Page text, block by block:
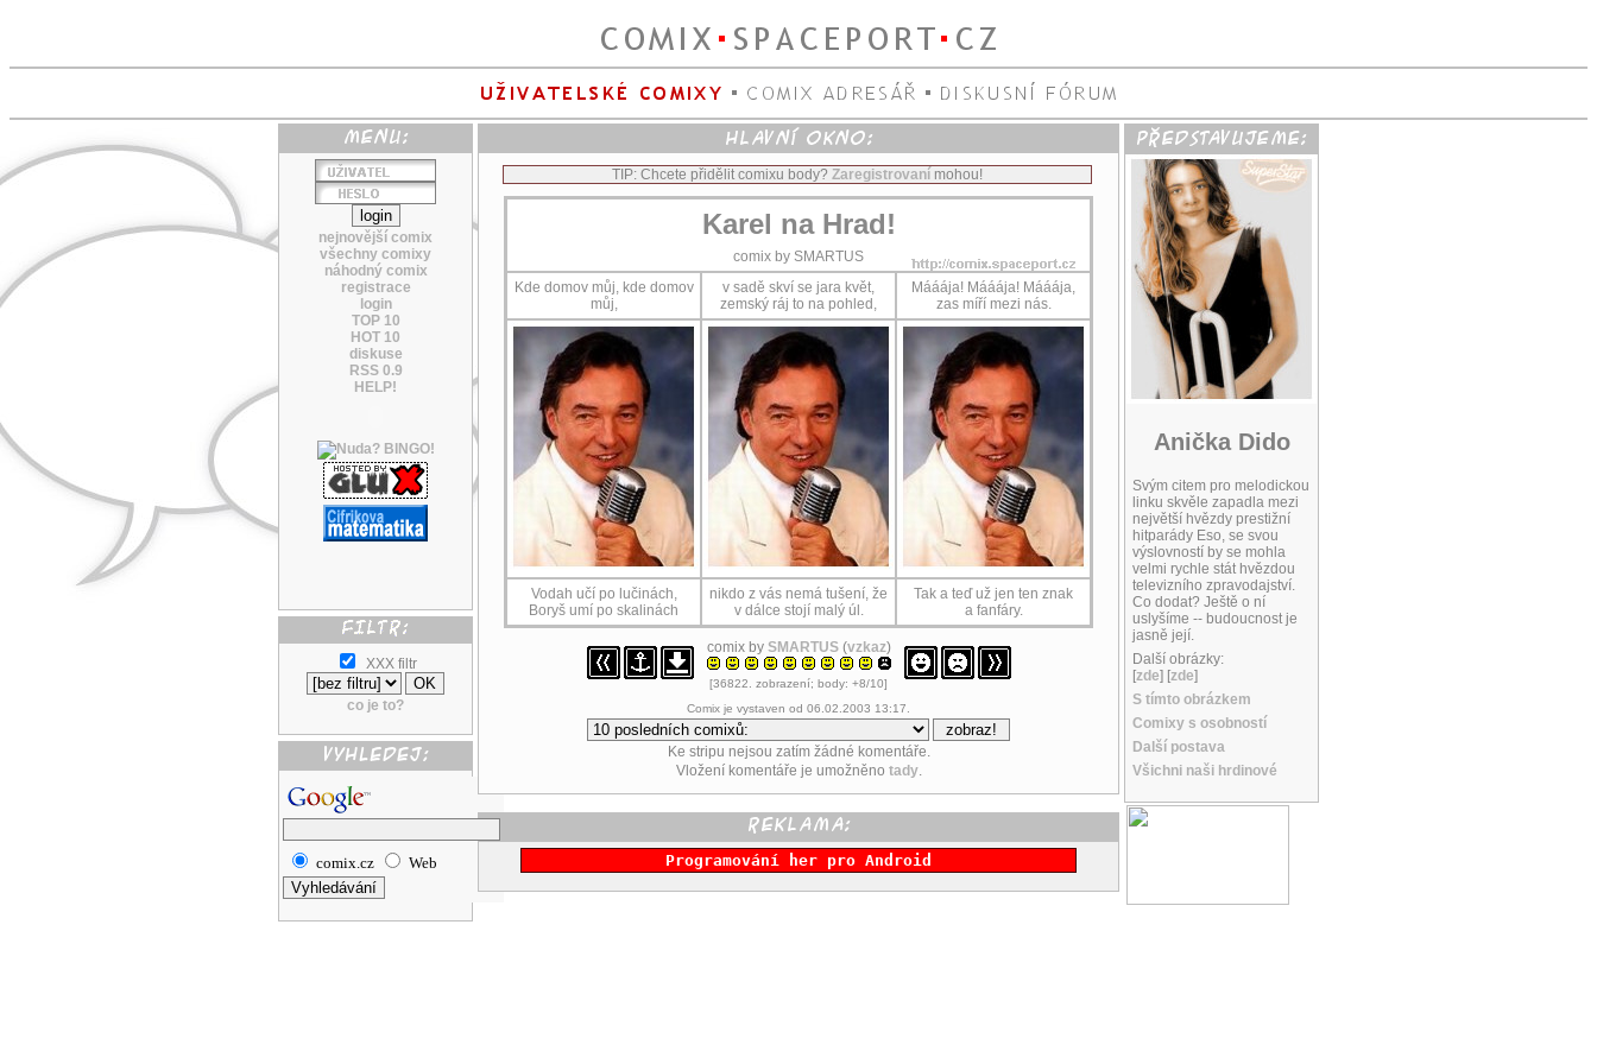
nejnovější comix
všechny comixy
náhodný comix
registrace
login
TOP 10
HOT 10
diskuse
RSS 0.9
HELP!
XXX filtr
co je to?
comix.cz Web
TIP: Chcete přidělit comixu body? Zaregistrovaní mohou!
Karel na Hrad!
comix by SMARTUS
Kde domov můj, kde domov
můj,
v sadě skví se jara květ,
zemský ráj to na pohled,
Mááája! Mááája! Mááája,
zas míří mezi nás.
Vodah učí po lučinách,
Boryš umí po skalinách
nikdo z vás nemá tušení, že
v dálce stojí malý úl.
Tak a teď už jen ten znak
a fanfáry.
comix by SMARTUS(vzkaz)
[36822. zobrazení; body: +8/10]
Comix je vystaven od 06.02.2003 13:17.
Ke stripu nejsou zatím žádné komentáře.
Vložení komentáře je umožněno tady.
Programování her pro Android
Anička Dido
Svým citem pro melodickou
linku skvěle zapadla mezi
největší hvězdy prestižní
hitparády Eso, se svou
výslovností by se mohla
velmi rychle stát hvězdou
televizního zpravodajství.
Co dodat? Ještě o ní
uslyšíme -- budoucnost je
jasně její.
Další obrázky:
[zde] [zde]
S tímto obrázkem
Comixy s osobností
Další postava
Všichni naši hrdinové